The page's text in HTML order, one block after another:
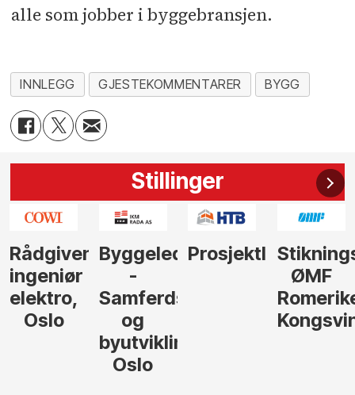
alle som jobber i byggebransjen.
INNLEGG GJESTEKOMMENTARER BYGG
Stillinger
Byggeleder
-
Samferdsel
og
byutvikling,
ProsjektlederStikningsingeniør
Kongsvinger
/
strategi